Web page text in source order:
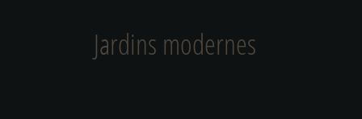
Jardins modernes